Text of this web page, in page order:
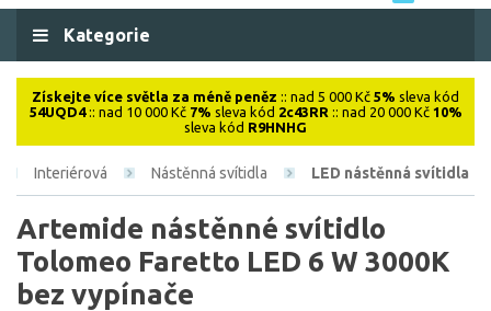
Kategorie
Získejte více světla za méně peněz :: nad 5 000 Kč 5% sleva kód
54UQD4:: nad 10 000 Kč 7% sleva kód 2c43RR :: nad 20 000 Kč 10%
sleva kód R9HNHG
Interiérová Nástěnná svítidla LED nástěnná svítidla
Artemide nástěnné svítidlo
Tolomeo Faretto LED 6 W 3000K
bez vypínače